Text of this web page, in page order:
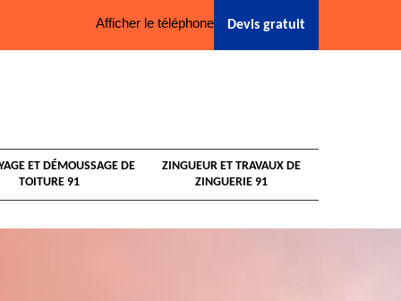
Afficher le téléphone Devis gratuit
ET DÉMOUSSAGE DE
TOITURE 91
ZINGUEUR ET TRAVAUX DE
ZINGUERIE 91